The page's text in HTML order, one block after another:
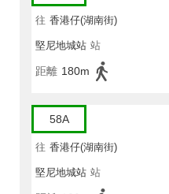
往 香港仔(湖南街)
堅尼地城站 站
距離 180m
58A
往 香港仔(湖南街)
堅尼地城站 站